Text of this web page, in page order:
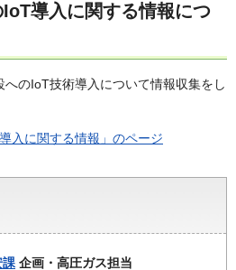
導入に関する情報につ
のIoT技術導入について情報収集をし
入に関する情報」のページ
課 企画・高圧ガス担当